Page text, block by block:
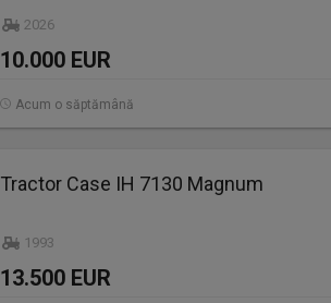
2026
10.000 EUR
Acum o săptămână
Tractor Case IH 7130 Magnum
1993
13.500 EUR